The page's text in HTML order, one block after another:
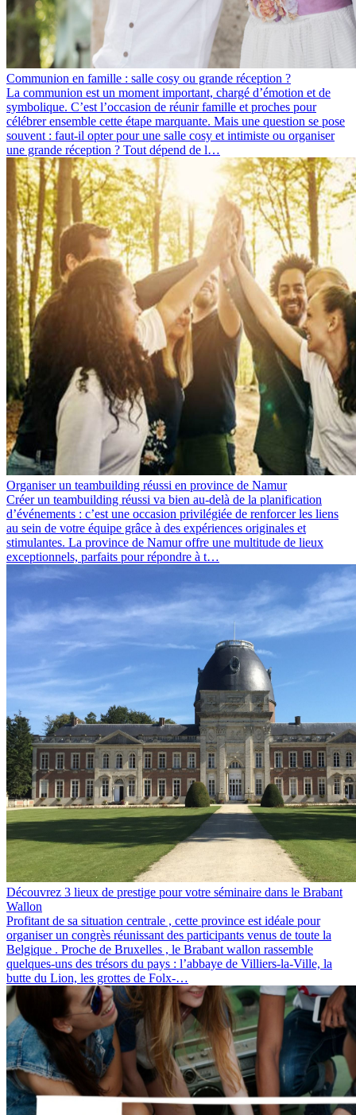
Communion en famille : salle cosy ou grande réception ?
La communion est un moment important, chargé d’émotion et de
symbolique. C’est l’occasion de réunir famille et proches pour
célébrer ensemble cette étape marquante. Mais une question se pose
souvent : faut-il opter pour une salle cosy et intimiste ou organiser
une grande réception ? Tout dépend de l…
Organiser un teambuilding réussi en province de Namur
Créer un teambuilding réussi va bien au-delà de la planification
d’événements : c’est une occasion privilégiée de renforcer les liens
au sein de votre équipe grâce à des expériences originales et
stimulantes. La province de Namur offre une multitude de lieux
exceptionnels, parfaits pour répondre à t…
Découvrez 3 lieux de prestige pour votre séminaire dans le Brabant
Wallon
Profitant de sa situation centrale , cette province est idéale pour
organiser un congrès réunissant des participants venus de toute la
Belgique . Proche de Bruxelles , le Brabant wallon rassemble
quelques-uns des trésors du pays : l’abbaye de Villiers-la-Ville, la
butte du Lion, les grottes de Folx-…